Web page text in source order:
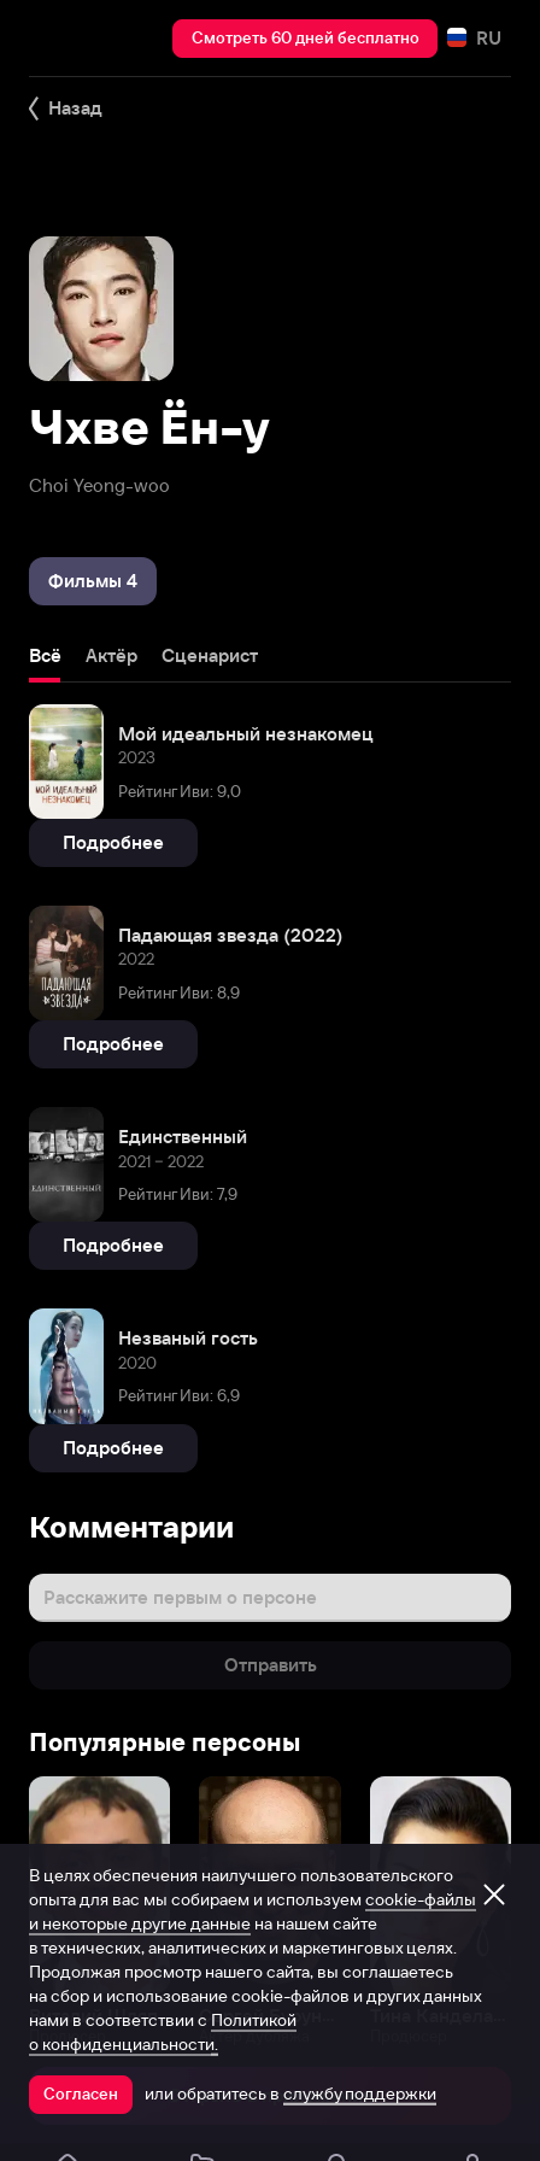
Смотреть 60 дней бесплатно RU
Назад
Choi Yeong-woo
Чхве Ён-у
Фильмы 4
Всё Актёр Сценарист
Мой идеальный незнакомец
2023
Рейтинг Иви: 9,0
Подробнее
Падающая звезда (2022)
2022
Рейтинг Иви: 8,9
Подробнее
Единственный
2021 – 2022
Рейтинг Иви: 7,9
Подробнее
Незваный гость
2020
Рейтинг Иви: 6,9
Подробнее
Комментарии
Расскажите первым о персоне
Отправить
Популярные персоны
Виталий Шляппо
Продюсер Актёр дубляжа
Открыть в приложении
В целях обеспечения наилучшего пользовательского
опыта для вас мы собираем и используем cookie-файлы
и некоторые другие данные на нашем сайте
в технических, аналитических и маркетинговых целях.
Продолжая просмотр нашего сайта, вы соглашаетесь
на сбор и использование cookie-файлов и других данных
нами в соответствии с Политикой
о конфиденциальности.
Согласен или обратитесь в службу поддержки